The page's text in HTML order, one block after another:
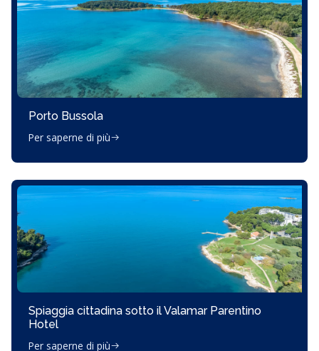
Porto Bussola
Per saperne di più
Spiaggia cittadina sotto il Valamar Parentino
Hotel
Per saperne di più